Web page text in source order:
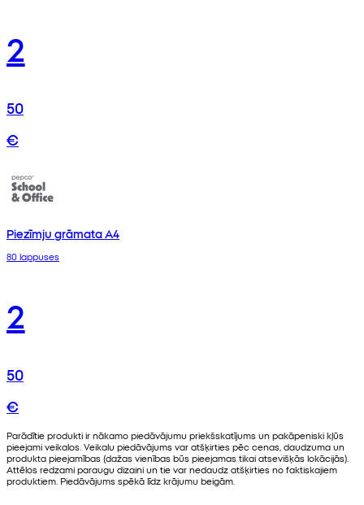
2
50
€
Piezīmju grāmata A4
80 lappuses
2
50
€
Parādītie produkti ir nākamo piedāvājumu priekšskatījums un pakāpeniski kļūs
pieejami veikalos. Veikalu piedāvājums var atšķirties pēc cenas, daudzuma un
produkta pieejamības (dažas vienības būs pieejamas tikai atsevišķās lokācijās).
Attēlos redzami paraugu dizaini un tie var nedaudz atšķirties no faktiskajiem
produktiem. Piedāvājums spēkā līdz krājumu beigām.